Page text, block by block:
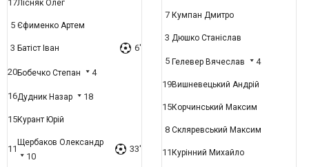
17Лісняк Олег
5 Єфименко Артем
3 Батіст Іван 6'
20Бобечко Степан 4
16Дудник Назар 18
15Курант Юрій
11
Щербаков Олександр
10
33'
7 Кумпан Дмитро
3 Дюшко Станіслав
5 Гелевер Вячеслав 4
19Вишневецький Андрій
15Корчинський Максим
8 Скляревський Максим
11 Курінний Михайло